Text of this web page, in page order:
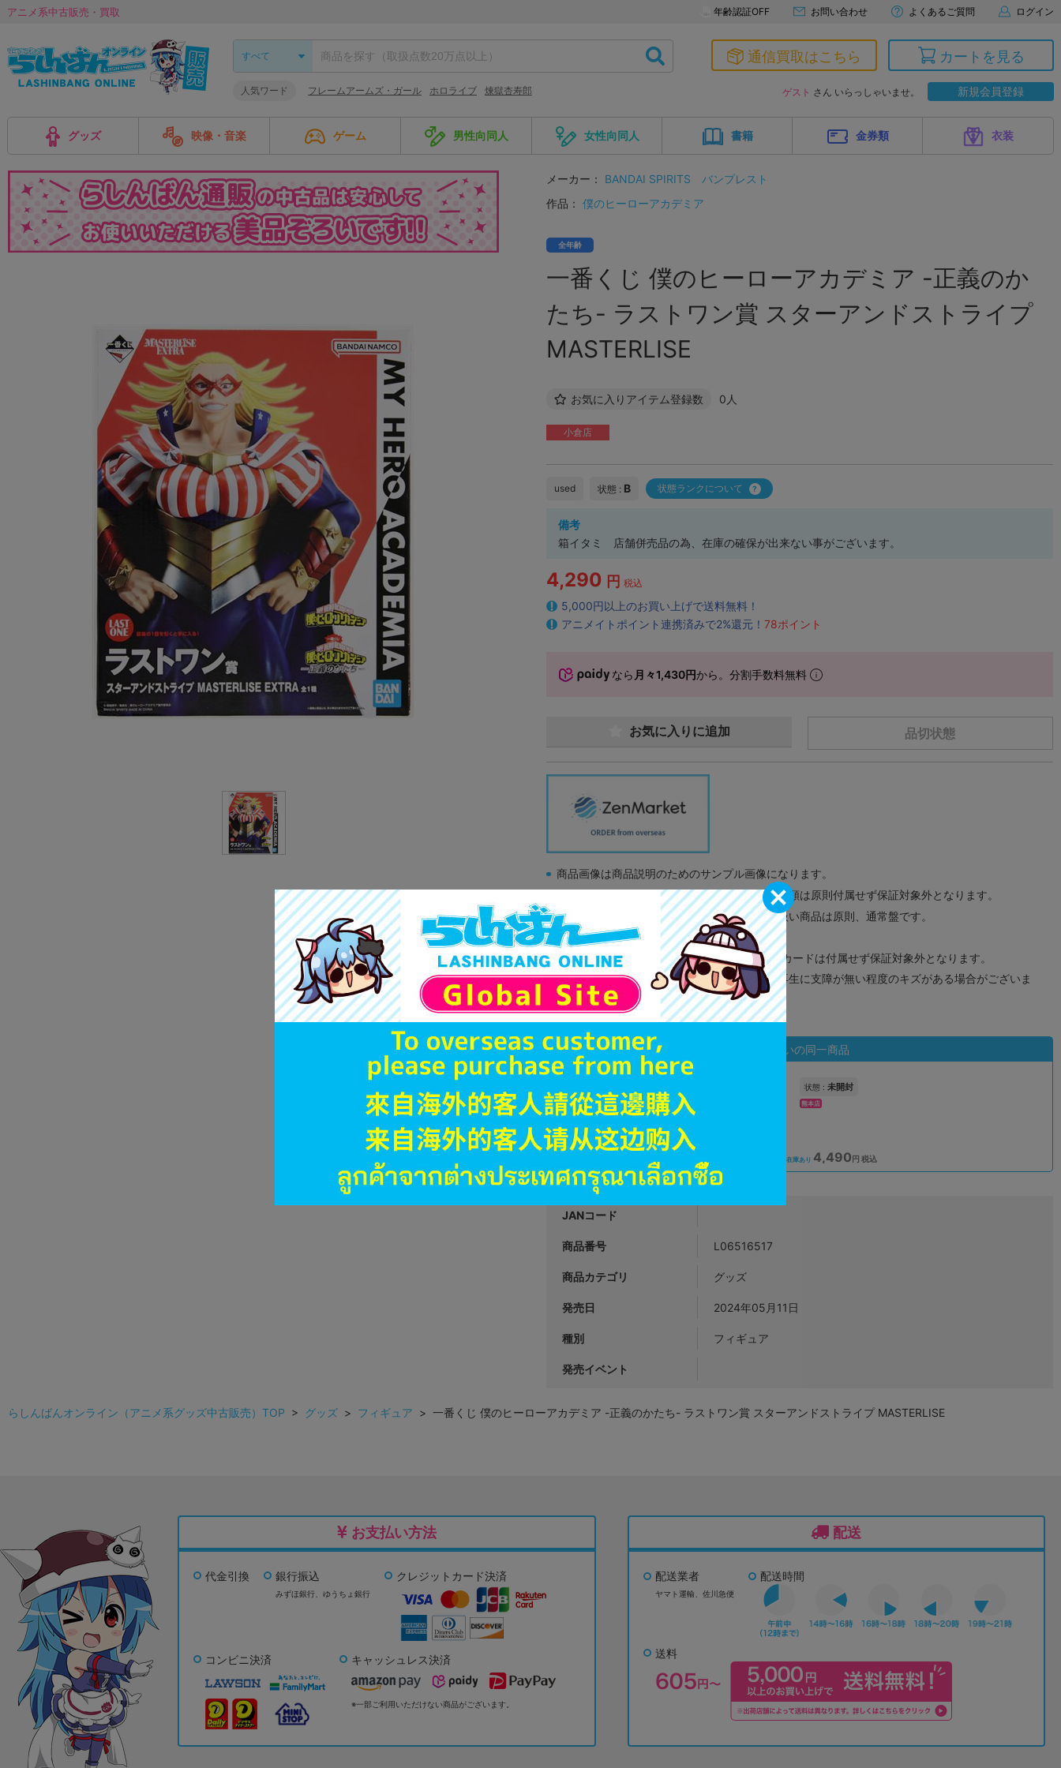
アニメ系中古販売・買取 年齢認証OFF お問い合わせ よくあるご質問 ログイン
人気ワード フレームアームズ・ガール ホロライブ 煉獄杏寿郎
通信買取はこちら カートを見る
ゲスト さん いらっしゃいませ。 新規会員登録
グッズ 映像・音楽 ゲーム 男性向同人 女性向同人 書籍 金券類 衣装
メーカー： BANDAI SPIRITS
バンプレスト
作品： 僕のヒーローアカデミア
全年齢
一番くじ 僕のヒーローアカデミア -正義のか
たち- ラストワン賞 スターアンドストライプ
MASTERLISE
お気に入りアイテム登録数 0人
小倉店
used 状態 : B 状態ランクについて
備考
箱イタミ 店舗併売品の為、在庫の確保が出来ない事がございます。
4,290 円 税込
5,000円以上のお買い上げで送料無料！
アニメイトポイント連携済みで2%還元！ 78ポイント
なら 月々1,430円から。分割手数料無料
品切状態
お気に入りに追加
商品画像は商品説明のためのサンプル画像になります。
販促物、書籍の帯やぬいぐるみのタグ、コード類は原則付属せず保証対象外となります。
商品名や備考欄に特別な記載が無い限り取り扱い商品は原則、通常盤です。
「電池」は原則として保証対象外となります。
ゲーム機本体には、SDカードなどのメモリーカードは付属せず保証対象外となります。
ディスク類の読み取り面のキズに関しまして再生に支障が無い程度のキズがある場合がございま
す。
※詳細につきましてはコチラ
状態違いの同一商品
オンライン
4,390
状態 : 未開封
熊本店
在庫あり 4,490 円 税込
JANコード
商品番号 L06516517
商品カテゴリ グッズ
発売日 2024年05月11日
種別 フィギュア
発売イベント
らしんばんオンライン（アニメ系グッズ中古販売）TOP > グッズ > フィギュア > 一番くじ 僕のヒーローアカデミア -正義のかたち- ラストワン賞 スターアンドストライプ MASTERLISE
お支払い方法
代金引換 銀行振込
みずほ銀行、 ゆうちょ銀行
クレジットカード決済
コンビニ決済 キャッシュレス決済
※一部ご利用いただけない商品がございます。
配送
配送業者
ヤマト運輸、佐川急便
配送時間
送料